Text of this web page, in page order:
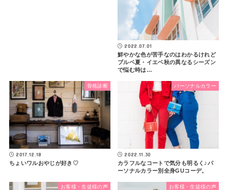
2022.07.01
鮮やかな色が苦手なのはわかるけれど
ブルベ夏・イエベ秋の異なるシーズン
で悩む時は…
骨格診断
2017.12.18
ちょいワルおやじが好き♡
パーソナルカラー
2022.11.30
カラフルなコートで気分も明るく♪パ
ーソナルカラー別全身GUコーデ。
お客様・生徒様の声 お客様・生徒様の声